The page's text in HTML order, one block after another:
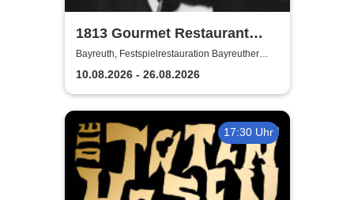
1813 Gourmet Restaurant
2026
Bayreuth, Festspielrestauration Bayreuther
Festspiele
10.08.2026 - 26.08.2026
17:30 Uhr